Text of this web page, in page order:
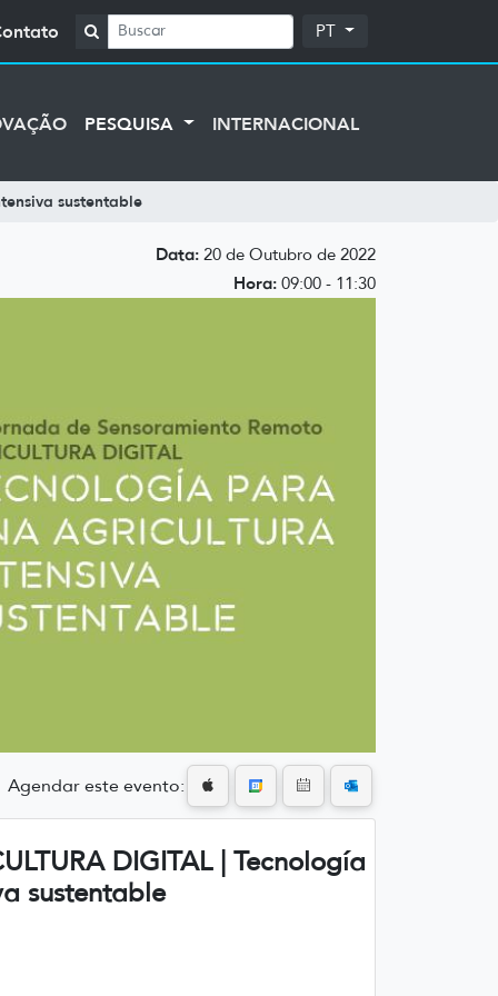
PT
PESQUISA INTERNACIONAL
sustentable
Data: 20 de Outubro de 2022
Hora: 09:00 - 11:30
Agendar este evento:
DIGITAL | Tecnología
sustentable